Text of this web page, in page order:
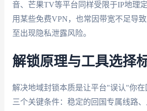
音、芒果TV等平台同样受限于IP地理
用某些免费VPN，也常因带宽不足导
至出现隐私泄露风险。
解锁原理与工具选择
解决地域封锁本质是让平台"误认"你在
三个关键条件：稳定的回国专属线路